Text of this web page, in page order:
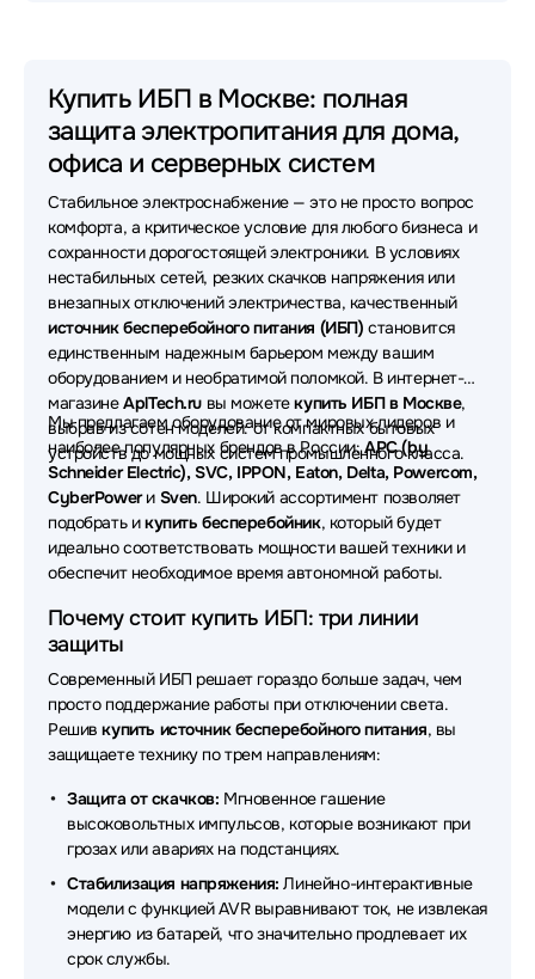
Источники бесперебойного питания (ИБП - UPS)
Powercom
Источники бесперебойного питания (ИБП - UPS)
CyberPower
Источники бесперебойного питания (ИБП - UPS)
SVC
Источники бесперебойного питания (ИБП - UPS)
Powerman
Источники бесперебойного питания (ИБП - UPS)
Импульс
Источники бесперебойного питания (ИБП - UPS)
Tuncmatik
Источники бесперебойного питания (ИБП - UPS)
Systeme Electric
Источники бесперебойного питания (ИБП - UPS)
Источники бесперебойного питания (ИБП - UPS)
Delta
SNR
Источники бесперебойного питания (ИБП - UPS)
Источники бесперебойного питания (ИБП - UPS)
БАСТИОН
Купить ИБП в Москве: полная
защита электропитания для дома,
офиса и серверных систем
Стабильное электроснабжение — это не просто вопрос
комфорта, а критическое условие для любого бизнеса и
сохранности дорогостоящей электроники. В условиях
нестабильных сетей, резких скачков напряжения или
внезапных отключений электричества, качественный
источник бесперебойного питания (ИБП) становится
единственным надежным барьером между вашим
оборудованием и необратимой поломкой. В интернет-
магазинеAplTech.ru вы можетекупить ИБП в Москве,
выбрав из сотен моделей: от компактных бытовых
устройств до мощных систем промышленного класса.
Мы предлагаем оборудование от мировых лидеров и
наиболее популярных брендов в России:APC (by
Schneider Electric), SVC, IPPON, Eaton, Delta, Powercom,
CyberPowerи Sven. Широкий ассортимент позволяет
подобрать икупить бесперебойник, который будет
идеально соответствовать мощности вашей техники и
обеспечит необходимое время автономной работы.
Почему стоит купить ИБП: три линии
защиты
Современный ИБП решает гораздо больше задач, чем
просто поддержание работы при отключении света.
Решивкупить источник бесперебойного питания, вы
защищаете технику по трем направлениям:
Защита от скачков: Мгновенное гашение
высоковольтных импульсов, которые возникают при
грозах или авариях на подстанциях.
Стабилизация напряжения: Линейно-интерактивные
модели с функцией AVR выравнивают ток, не извлекая
энергию из батарей, что значительно продлевает их
срок службы.